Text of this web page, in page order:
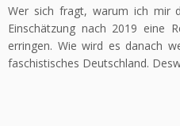
Wer sich fragt, warum ich mir
Einschätzung nach 2019 eine
erringen. Wie wird es danach
faschistisches Deutschland.